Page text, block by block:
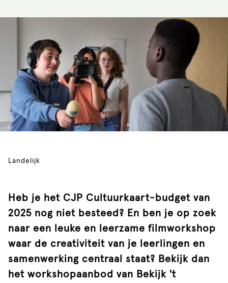
Landelijk
Heb je het CJP Cultuurkaart-budget van
2025 nog niet besteed? En ben je op zoek
naar een leuke en leerzame filmworkshop
waar de creativiteit van je leerlingen en
samenwerking centraal staat? Bekijk dan
het workshopaanbod van Bekijk 't